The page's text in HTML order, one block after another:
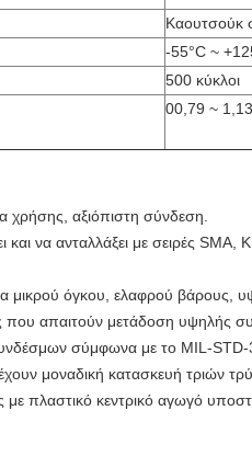
Καουτσούκ
-55°C ~
500 κύκλοι
00,79 ~
χρήσης, αξιόπιστη σύνδεση.
να ανταλλάξει με σειρές SMA,
μικρού όγκου, ελαφρού βάρους,
που απαιτούν μετάδοση υψηλής
σύμφωνα με το MIL-STD-
μοναδική κατασκευή τριών
με πλαστικό κεντρικό αγωγό